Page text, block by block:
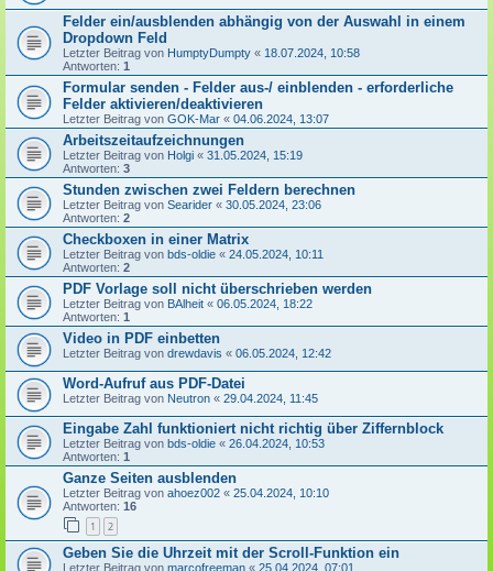
Felder ein/ausblenden abhängig von der Auswahl in einem
Dropdown Feld
Letzter Beitrag von HumptyDumpty « 18.07.2024, 10:58
Antworten: 1
Formular senden - Felder aus-/ einblenden - erforderliche
Felder aktivieren/deaktivieren
Letzter Beitrag von GOK-Mar « 04.06.2024, 13:07
Arbeitszeitaufzeichnungen
Letzter Beitrag von Holgi « 31.05.2024, 15:19
Antworten: 3
Stunden zwischen zwei Feldern berechnen
Letzter Beitrag von Searider « 30.05.2024, 23:06
Antworten: 2
Checkboxen in einer Matrix
Letzter Beitrag von bds-oldie « 24.05.2024, 10:11
Antworten: 2
PDF Vorlage soll nicht überschrieben werden
Letzter Beitrag von BAlheit « 06.05.2024, 18:22
Antworten: 1
Video in PDF einbetten
Letzter Beitrag von drewdavis « 06.05.2024, 12:42
Word-Aufruf aus PDF-Datei
Letzter Beitrag von Neutron « 29.04.2024, 11:45
Eingabe Zahl funktioniert nicht richtig über Ziffernblock
Letzter Beitrag von bds-oldie « 26.04.2024, 10:53
Antworten: 1
Ganze Seiten ausblenden
Letzter Beitrag von ahoez002 « 25.04.2024, 10:10
Antworten: 16
1 2
Geben Sie die Uhrzeit mit der Scroll-Funktion ein
Letzter Beitrag von marcofreeman « 25.04.2024, 07:01